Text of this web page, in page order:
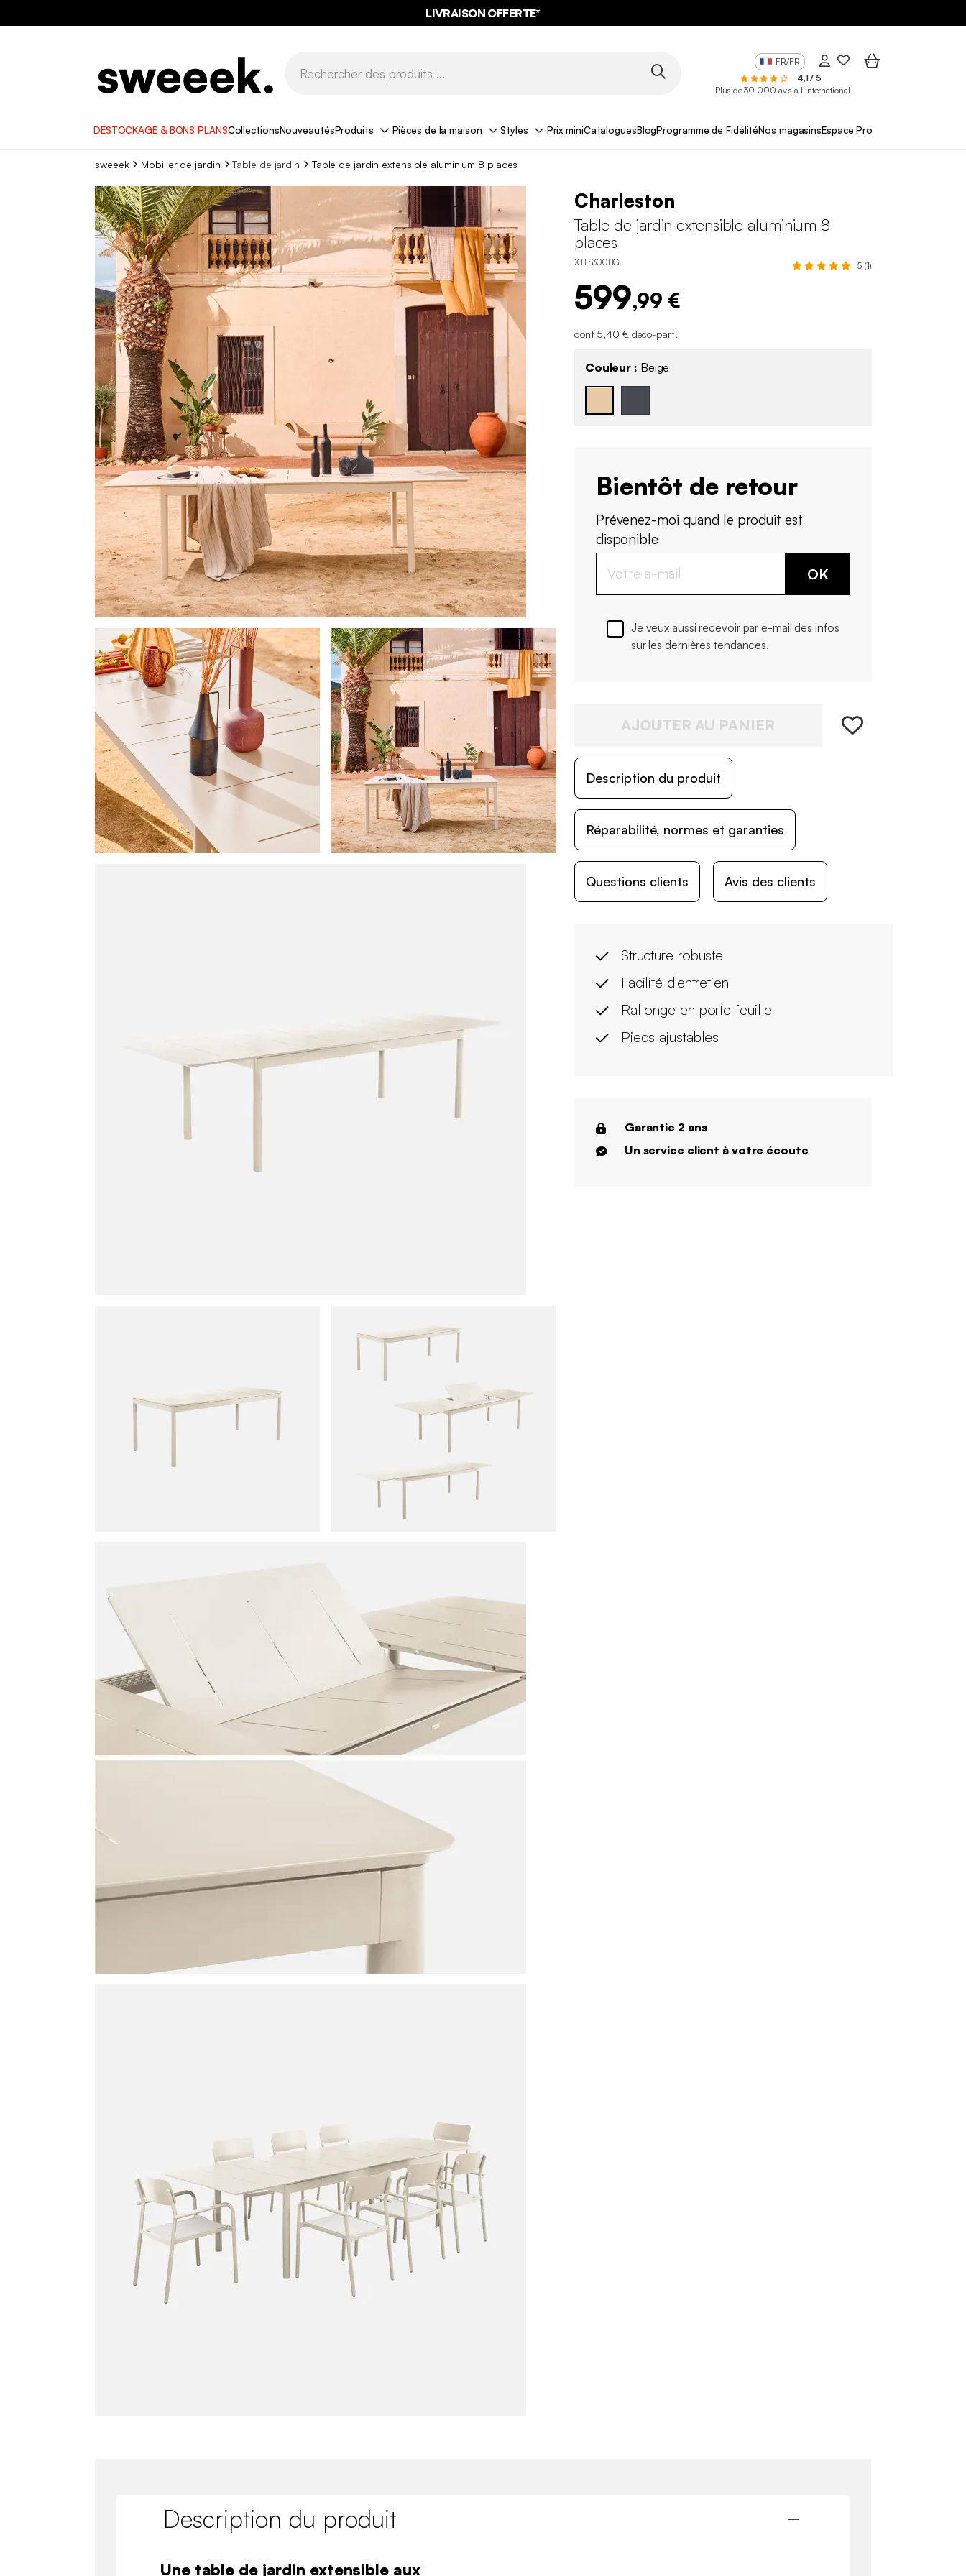
LIVRAISON OFFERTE*
FR/FR
4,1 / 5
Plus de 30 000 avis à l’international
DESTOCKAGE & BONS PLANSCollectionsNouveautésProduits Pièces de la maison Styles Prix miniCataloguesBlogProgramme de FidélitéNos magasinsEspace Pro
sweeek Mobilier de jardin Table de jardin Table de jardin extensible aluminium 8 places
Charleston
Table de jardin extensible aluminium 8
places
XTLS300BG 5 (1)
599,99 €
dont 5,40 € d'éco-part.
Couleur : Beige
Bientôt de retour
Prévenez-moi quand le produit est
disponible
OK
Je veux aussi recevoir par e-mail des infos
sur les dernières tendances.
AJOUTER AU PANIER
Description du produit
Réparabilité, normes et garanties
Questions clients Avis des clients
Structure robuste
Facilité d'entretien
Rallonge en porte feuille
Pieds ajustables
Garantie 2 ans
Un service client à votre écoute
Description du produit
Une table de jardin extensible aux